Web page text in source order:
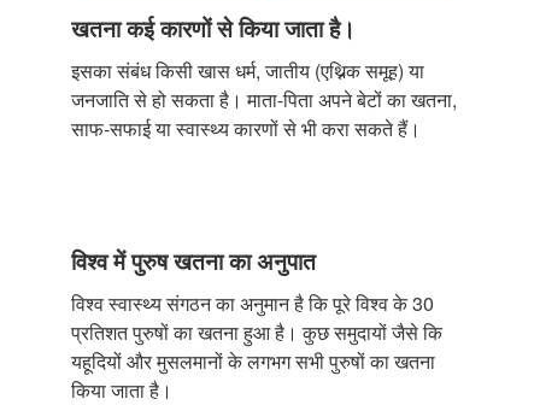
खतना कई कारणों से किया जाता है।
इसका संबंध किसी खास धर्म, जातीय (एथ्निक समूह) या
जनजाति से हो सकता है। माता-पिता अपने बेटों का खतना,
साफ-सफाई या स्वास्थ्य कारणों से भी करा सकते हैं।
विश्व में पुरुष खतना का अनुपात
विश्व स्वास्थ्य संगठन का अनुमान है कि पूरे विश्व के 30
प्रतिशत पुरुषों का खतना हुआ है। कुछ समुदायों जैसे कि
यहूदियों और मुसलमानों के लगभग सभी पुरुषों का खतना
किया जाता है।